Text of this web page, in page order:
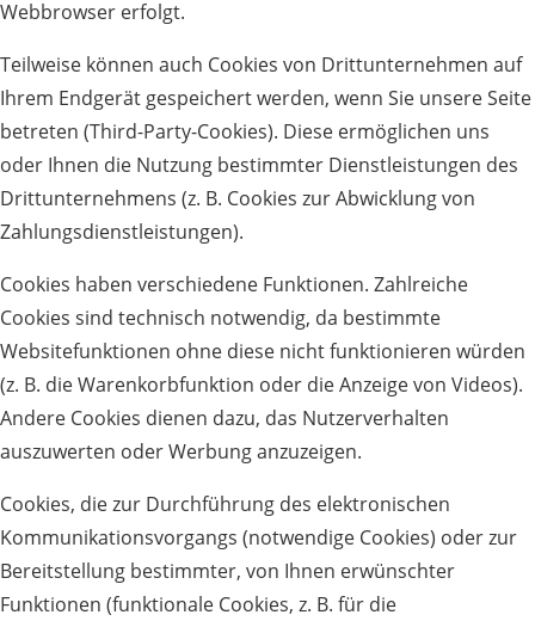
Webbrowser erfolgt.
Teilweise können auch Cookies von Drittunternehmen auf
Ihrem Endgerät gespeichert werden, wenn Sie unsere Seite
betreten (Third-Party-Cookies). Diese ermöglichen uns
oder Ihnen die Nutzung bestimmter Dienstleistungen des
Drittunternehmens (z. B. Cookies zur Abwicklung von
Zahlungsdienstleistungen).
Cookies haben verschiedene Funktionen. Zahlreiche
Cookies sind technisch notwendig, da bestimmte
Websitefunktionen ohne diese nicht funktionieren würden
(z. B. die Warenkorbfunktion oder die Anzeige von Videos).
Andere Cookies dienen dazu, das Nutzerverhalten
auszuwerten oder Werbung anzuzeigen.
Cookies, die zur Durchführung des elektronischen
Kommunikationsvorgangs (notwendige Cookies) oder zur
Bereitstellung bestimmter, von Ihnen erwünschter
Funktionen (funktionale Cookies, z. B. für die